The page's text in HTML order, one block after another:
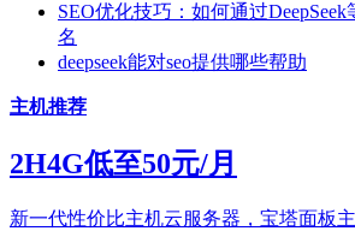
SEO优化技巧：如何通过
名
deepseek能对seo提供哪些帮助
主机推荐
2H4G低至50元/月
新一代性价比主机云服务器，宝塔面板